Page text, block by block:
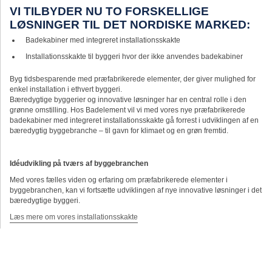
VI TILBYDER NU TO FORSKELLIGE
LØSNINGER TIL DET NORDISKE MARKED:
Badekabiner med integreret installationsskakte
Installationsskakte til byggeri hvor der ikke anvendes badekabiner
Byg tidsbesparende med præfabrikerede elementer, der giver mulighed for
enkel installation i ethvert byggeri.
Bæredygtige byggerier og innovative løsninger har en central rolle i den
grønne omstilling. Hos Badelement vil vi med vores nye præfabrikerede
badekabiner med integreret installationsskakte gå forrest i udviklingen af en
bæredygtig byggebranche – til gavn for klimaet og en grøn fremtid.
Idéudvikling på tværs af byggebranchen
Med vores fælles viden og erfaring om præfabrikerede elementer i
byggebranchen, kan vi fortsætte udviklingen af nye innovative løsninger i det
bæredygtige byggeri.
Læs mere om vores installationsskakte